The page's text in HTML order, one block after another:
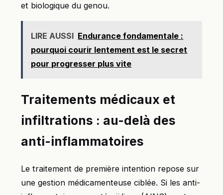
et biologique du genou.
LIRE AUSSI Endurance fondamentale :
pourquoi courir lentement est le secret
pour progresser plus vite
Traitements médicaux et
infiltrations : au-delà des
anti-inflammatoires
Le traitement de première intention repose sur
une gestion médicamenteuse ciblée. Si les anti-